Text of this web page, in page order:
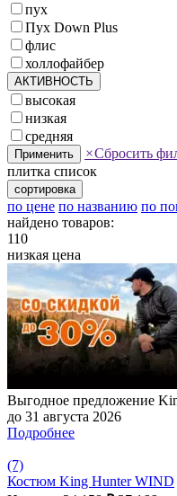
пух
Пух Down Plus
флис
холлофайбер
АКТИВНОСТЬ
высокая
низкая
средняя
Применить ×Сбросить
плитка список
сортировка
по цене по названию по
найдено товаров:
110
низкая цена
Выгодное предложение
до 31 августа 2026
Подробнее
(7)
Костюм King Hunter WIND